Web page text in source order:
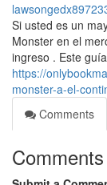
Si usted es un
Monster en el
ingreso . Este
https://
monster-a-el-
Comments
Comments